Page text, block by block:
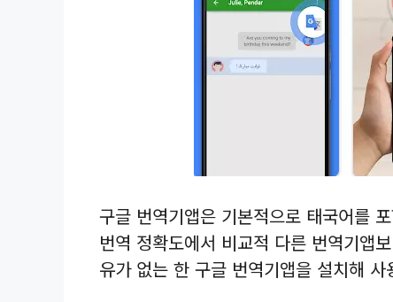
구글 번역기앱은 기본적으로 태국어를
번역 정확도에서 비교적 다른 번역기앱
유가 없는 한 구글 번역기앱을 설치해 사